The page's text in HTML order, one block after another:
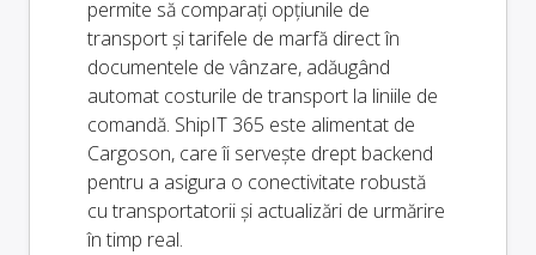
permite să comparați opțiunile de
transport și tarifele de marfă direct în
documentele de vânzare, adăugând
automat costurile de transport la liniile de
comandă. ShipIT 365 este alimentat de
Cargoson, care îi servește drept backend
pentru a asigura o conectivitate robustă
cu transportatorii și actualizări de urmărire
în timp real.